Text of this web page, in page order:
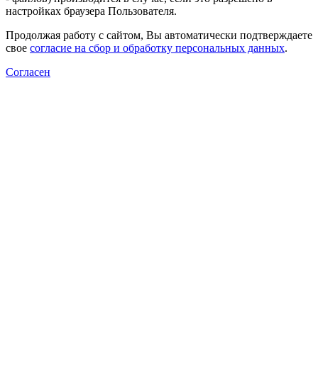
настройках браузера Пользователя.
Продолжая работу с сайтом, Вы автоматически подтверждаете
свое согласие на сбор и обработку персональных данных.
Согласен